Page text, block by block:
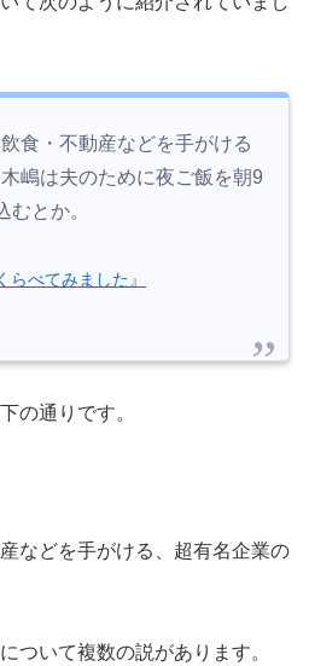
食・不動産などを手がける
嶋は夫のために夜ご飯を朝9
むとか。
らべてみました』
の通りです。
などを手がける、超有名企業の
ついて複数の説があります。